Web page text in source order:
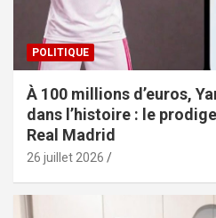
POLITIQUE
À 100 millions d’euros,
dans l’histoire : le
Real Madrid
26 juillet 2026